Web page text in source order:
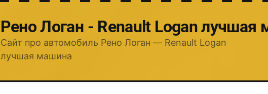
Рено Логан - Renault Logan лучшая
Сайт про автомобиль Рено Логан — Renault Logan
лучшая машина